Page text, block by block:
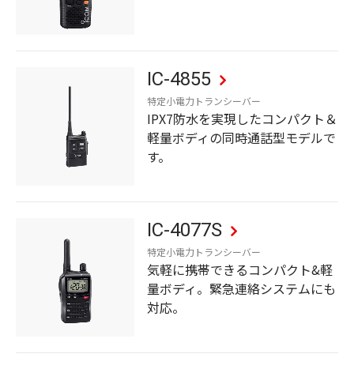
IC-4855
特定小電力トランシーバー
IPX7防水を実現したコンパクト＆
軽量ボディの同時通話型モデルで
す。
IC-4077S
特定小電力トランシーバー
気軽に携帯できるコンパクト&軽
量ボディ。緊急連絡システムにも
対応。